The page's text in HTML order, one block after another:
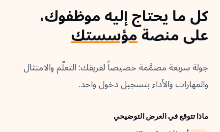
كل ما يحتاج إليه موظفوك،
على منصةمؤسستك
جولة سريعة مصمَّمة خصيصاً لفريقك: التعلّم والامتثال
والمهارات والأداء بتسجيل دخول واحد.
ماذا تتوقع في العرض التوضيحي